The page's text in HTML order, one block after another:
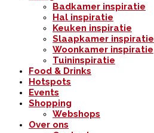
Badkamer inspiratie
Hal inspiratie
Keuken inspiratie
Slaapkamer inspiratie
Woonkamer inspiratie
Tuininspiratie
Food & Drinks
Hotspots
Events
Shopping
Webshops
Over ons